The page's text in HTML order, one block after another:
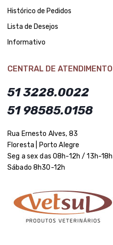
Histórico de Pedidos
Lista de Desejos
Informativo
CENTRAL DE ATENDIMENTO
51 3228.0022
51 98585.0158
Rua Ernesto Alves, 83
Floresta | Porto Alegre
Seg a sex das 08h-12h / 13h-18h
Sábado 8h30-12h